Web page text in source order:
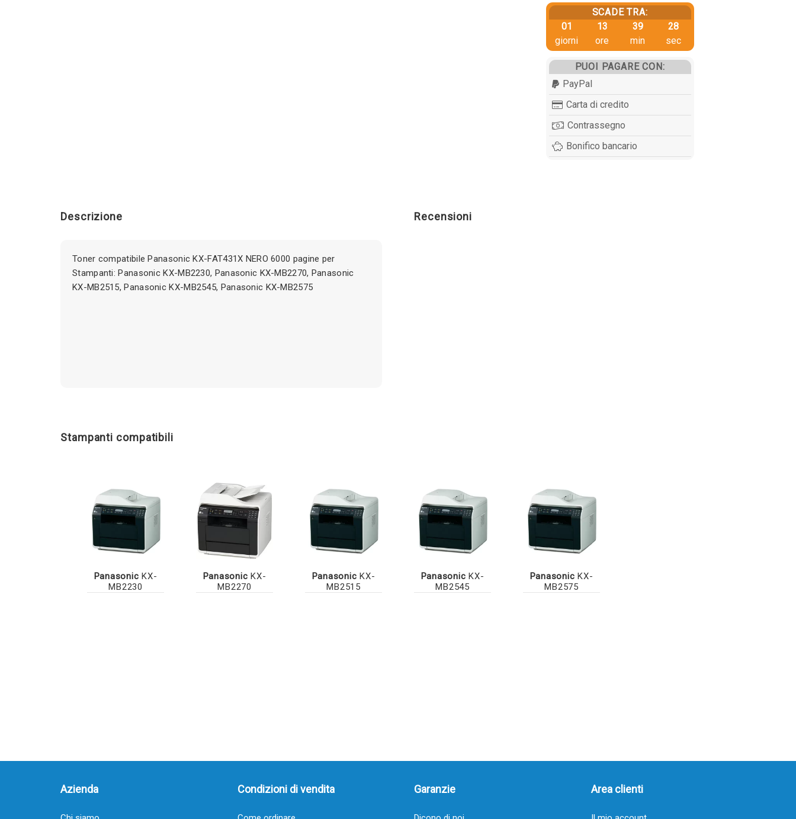
SCADE TRA:
01
giorni
13
ore
39
min
27
sec
PUOI PAGARE CON:
PayPal
Carta di credito
Contrassegno
Bonifico bancario
Descrizione
Toner compatibile Panasonic KX-FAT431X NERO 6000 pagine per
Stampanti: Panasonic KX-MB2230, Panasonic KX-MB2270, Panasonic
KX-MB2515, Panasonic KX-MB2545, Panasonic KX-MB2575
Recensioni
Stampanti compatibili
Panasonic KX-
MB2230
Panasonic KX-
MB2270
Panasonic KX-
MB2515
Panasonic KX-
MB2545
Panasonic KX-
MB2575
Azienda Condizioni di vendita Garanzie Area clienti